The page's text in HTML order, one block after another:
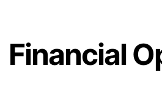
Financial